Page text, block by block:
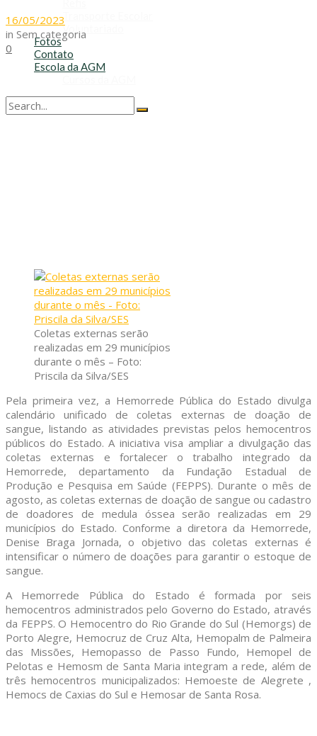
Transporte Escolar
Voluntariado
Fotos
Contato
Escola da AGM
16/05/2023
in Sem categoria
0
Coletas externas serão
realizadas em 29 municípios
durante o mês – Foto:
Priscila da Silva/SES
Pela primeira vez, a Hemorrede Pública do Estado divulga
calendário unificado de coletas externas de doação de
sangue, listando as atividades previstas pelos hemocentros
públicos do Estado. A iniciativa visa ampliar a divulgação das
coletas externas e fortalecer o trabalho integrado da
Hemorrede, departamento da Fundação Estadual de
Produção e Pesquisa em Saúde (FEPPS). Durante o mês de
agosto, as coletas externas de doação de sangue ou cadastro
de doadores de medula óssea serão realizadas em 29
municípios do Estado. Conforme a diretora da Hemorrede,
Denise Braga Jornada, o objetivo das coletas externas é
intensificar o número de doações para garantir o estoque de
sangue.
A Hemorrede Pública do Estado é formada por seis
hemocentros administrados pelo Governo do Estado, através
da FEPPS. O Hemocentro do Rio Grande do Sul (Hemorgs) de
Porto Alegre, Hemocruz de Cruz Alta, Hemopalm de Palmeira
das Missões, Hemopasso de Passo Fundo, Hemopel de
Pelotas e Hemosm de Santa Maria integram a rede, além de
três hemocentros municipalizados: Hemoeste de Alegrete ,
Hemocs de Caxias do Sul e Hemosar de Santa Rosa.